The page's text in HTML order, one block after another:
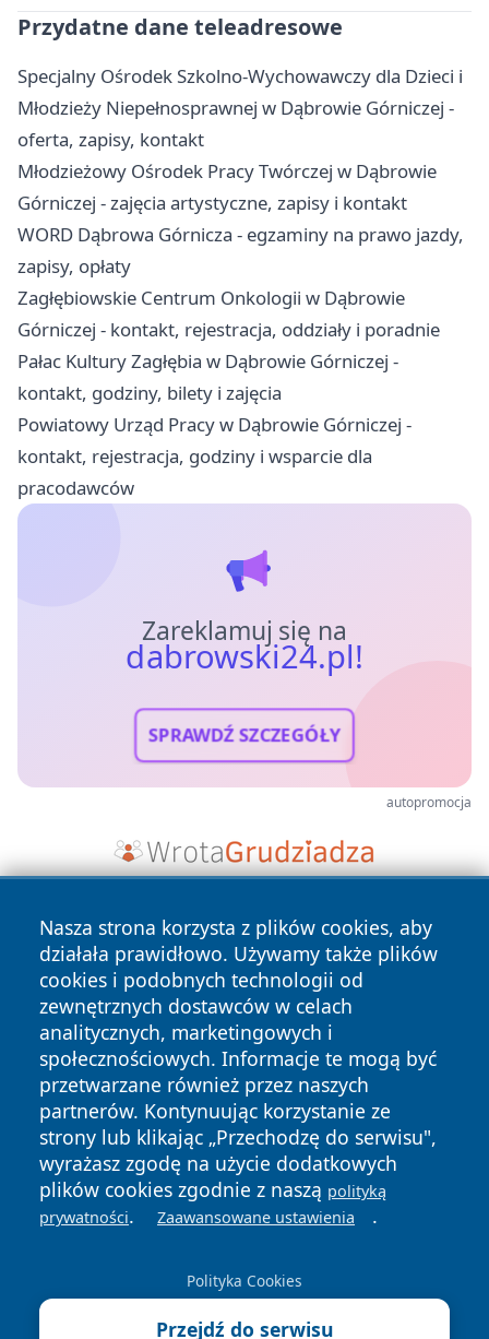
Przydatne dane teleadresowe
Specjalny Ośrodek Szkolno-Wychowawczy dla Dzieci i
Młodzieży Niepełnosprawnej w Dąbrowie Górniczej -
oferta, zapisy, kontakt
Młodzieżowy Ośrodek Pracy Twórczej w Dąbrowie
Górniczej - zajęcia artystyczne, zapisy i kontakt
WORD Dąbrowa Górnicza - egzaminy na prawo jazdy,
zapisy, opłaty
Zagłębiowskie Centrum Onkologii w Dąbrowie
Górniczej - kontakt, rejestracja, oddziały i poradnie
Pałac Kultury Zagłębia w Dąbrowie Górniczej -
kontakt, godziny, bilety i zajęcia
Powiatowy Urząd Pracy w Dąbrowie Górniczej -
kontakt, rejestracja, godziny i wsparcie dla
pracodawców
Zareklamuj się na
dabrowski24.pl!
SPRAWDŹ SZCZEGÓŁY
autopromocja
Nasza strona korzysta z plików cookies, aby
działała prawidłowo. Używamy także plików
cookies i podobnych technologii od
zewnętrznych dostawców w celach
analitycznych, marketingowych i
społecznościowych. Informacje te mogą być
przetwarzane również przez naszych
partnerów. Kontynuując korzystanie ze
strony lub klikając „Przechodzę do serwisu",
wyrażasz zgodę na użycie dodatkowych
plików cookies zgodnie z naszą polityką
prywatności. Zaawansowane ustawienia .
Polityka Cookies
Przejdź do serwisu
Copyright © 2026 dabrowski24.pl Wszystkie prawa
zastrzeżone.
News Autorzy
Polityka
Prywatności
Polityka
Cookies